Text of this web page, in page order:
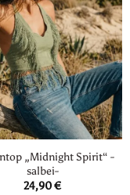
„Midnight Spirit“ -
salbei-
24,90€